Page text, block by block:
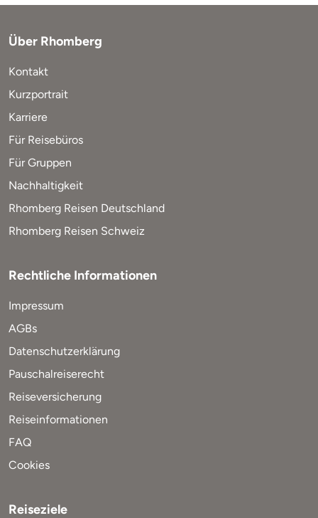
Über Rhomberg
Kontakt
Kurzportrait
Karriere
Für Reisebüros
Für Gruppen
Nachhaltigkeit
Rhomberg Reisen Deutschland
Rhomberg Reisen Schweiz
Rechtliche Informationen
Impressum
AGBs
Datenschutzerklärung
Pauschalreiserecht
Reiseversicherung
Reiseinformationen
FAQ
Cookies
Reiseziele